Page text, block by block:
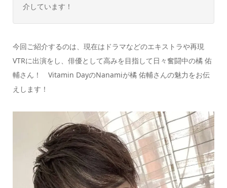
介しています！
今回ご紹介するのは、現在はドラマなどのエキストラや再現
VTRに出演をし、俳優として高みを目指して日々奮闘中の橘 佑
輔さん！ Vitamin DayのNanamiが橘 佑輔さんの魅力をお伝
えします！